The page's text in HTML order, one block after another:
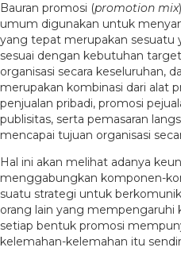
Bauran promosi (promotion mix
umum digunakan untuk
yang tepat merupakan sesuatu
sesuai dengan kebutuhan
organisasi secara keseluruhan,
merupakan kombinasi dari alat
penjualan pribadi, promosi
publisitas, serta pemasaran
mencapai tujuan organisasi
Hal ini akan melihat adanya
menggabungkan komponen-
suatu strategi untuk
orang lain yang mempengaruhi
setiap bentuk promosi
kelemahan-kelemahan itu